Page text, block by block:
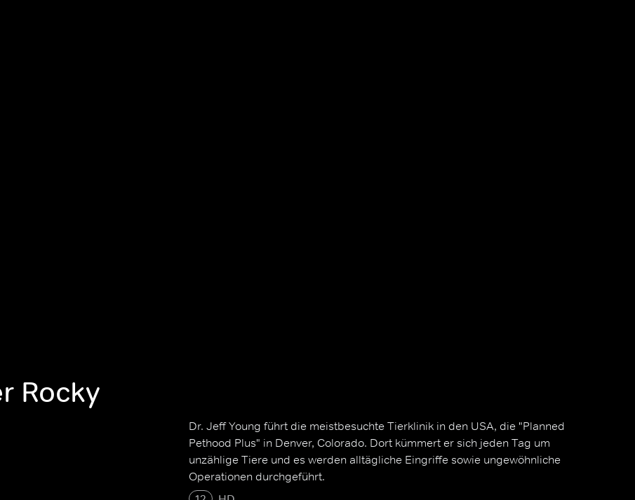
Rocky
Dr. Jeff Young führt die meistbesuchte Tierklinik in den USA, die "Planned
Pethood Plus" in Denver, Colorado. Dort kümmert er sich jeden Tag um
unzählige Tiere und es werden alltägliche Eingriffe sowie ungewöhnliche
Operationen durchgeführt.